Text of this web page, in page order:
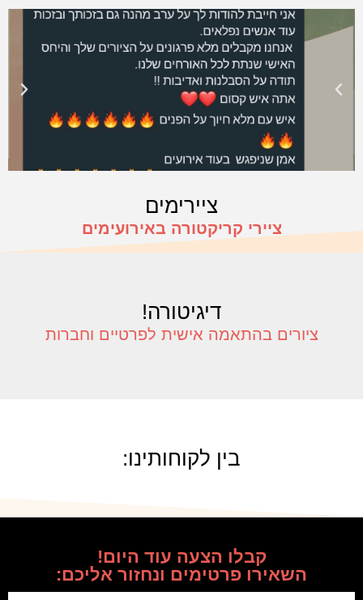
ציירימים
ציירי קריקטורה באירועימים
דיגיטורה!
ציורים בהתאמה אישית לפרטיים וחברות
בין לקוחותינו:
קבלו הצעה עוד היום!
השאירו פרטימים ונחזור אליכם: